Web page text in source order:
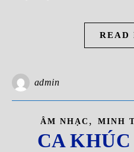
READ
admin
ÂM NHẠC , MINH
CA